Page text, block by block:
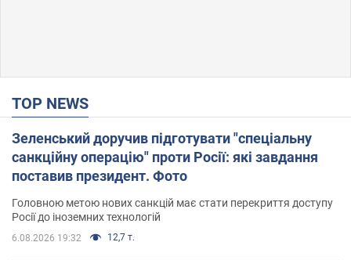
TOP NEWS
Зеленський доручив підготувати "спеціальну
санкційну операцію" проти Росії: які завдання
поставив президент. Фото
Головною метою нових санкцій має стати перекриття доступу
Росії до іноземних технологій
6.08.2026 19:32 12,7 т.